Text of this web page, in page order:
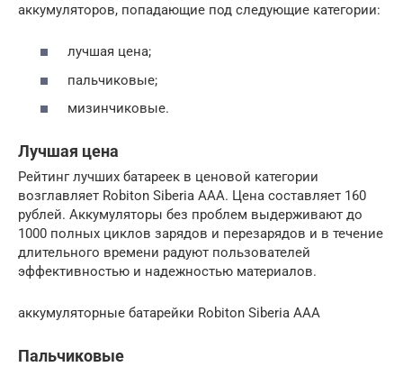
аккумуляторов, попадающие под следующие категории:
лучшая цена;
пальчиковые;
мизинчиковые.
Лучшая цена
Рейтинг лучших батареек в ценовой категории
возглавляет Robiton Siberia AAA. Цена составляет 160
рублей. Аккумуляторы без проблем выдерживают до
1000 полных циклов зарядов и перезарядов и в течение
длительного времени радуют пользователей
эффективностью и надежностью материалов.
аккумуляторные батарейки Robiton Siberia AAA
Пальчиковые